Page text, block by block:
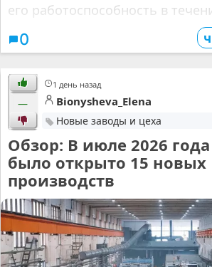
его работоспособность в
0
1 день назад
— Bionysheva_Elena
Новые заводы и цеха
Обзор: В июле 2026
было открыто 15 новых
производств